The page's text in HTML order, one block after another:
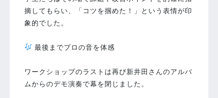
摘してもらい、「コツを掴めた！」という表情が印
象的でした。
最後までプロの音を体感
ワークショップのラストは再び新井田さんのアルバ
ムからのデモ演奏で幕を閉じました。